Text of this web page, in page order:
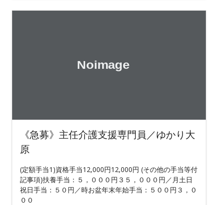
《急募》主任介護支援専門員／ゆかり大
原
(定額手当1)資格手当12,000円12,000円 (その他の手当等付
記事項)扶養手当：５，０００円３５，０００円／月土日
祝日手当：５０円／時お盆年末年始手当：５００円３，０
００